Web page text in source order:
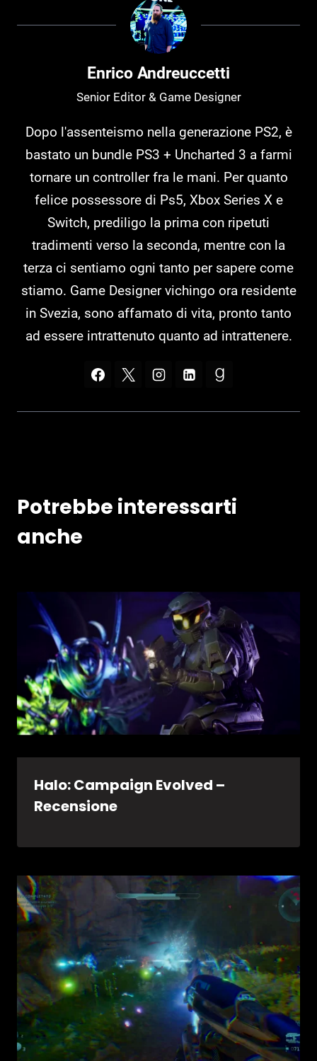
Enrico Andreuccetti
Senior Editor & Game Designer
Dopo l'assenteismo nella generazione PS2, è
bastato un bundle PS3 + Uncharted 3 a farmi
tornare un controller fra le mani. Per quanto
felice possessore di Ps5, Xbox Series X e
Switch, prediligo la prima con ripetuti
tradimenti verso la seconda, mentre con la
terza ci sentiamo ogni tanto per sapere come
stiamo. Game Designer vichingo ora residente
in Svezia, sono affamato di vita, pronto tanto
ad essere intrattenuto quanto ad intrattenere.
Potrebbe interessarti
anche
Halo: Campaign Evolved –
Recensione